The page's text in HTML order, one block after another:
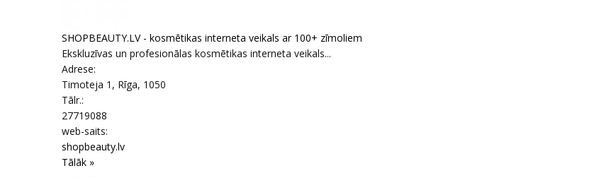
SHOPBEAUTY.LV - kosmētikas interneta veikals ar 100+ zīmoliem
Ekskluzīvas un profesionālas kosmētikas interneta veikals...
Adrese:
Timoteja 1 , Rīga, 1050
Tālr.:
27719088
web-saits:
shopbeauty.lv
Tālāk »